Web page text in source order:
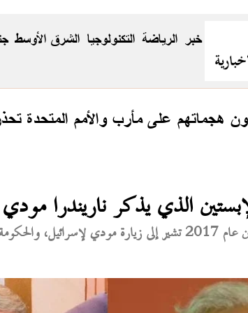
الشرق الأوسط التكنولوجيا الرياضة خبر
هجماتهم على مأرب والأمم المتحدة
الذي يذكر ناريندرا
رسالة بريد إلكتروني من إبستين عام 2017 تشير إلى زيارة مودي